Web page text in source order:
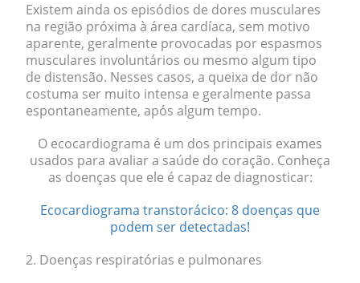
Existem ainda os episódios de dores musculares
na região próxima à área cardíaca, sem motivo
aparente, geralmente provocadas por espasmos
musculares involuntários ou mesmo algum tipo
de distensão. Nesses casos, a queixa de dor não
costuma ser muito intensa e geralmente passa
espontaneamente, após algum tempo.
O ecocardiograma é um dos principais exames
usados para avaliar a saúde do coração. Conheça
as doenças que ele é capaz de diagnosticar:
Ecocardiograma transtorácico: 8 doenças que
podem ser detectadas!
2. Doenças respiratórias e pulmonares